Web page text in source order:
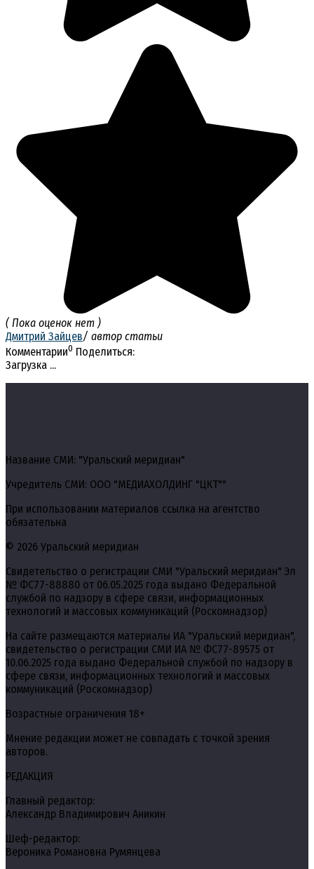
( Пока оценок нет )
Дмитрий Зайцев/ автор статьи
Комментарии0 Поделиться:
Загрузка ...
Название СМИ: "Уральский меридиан"
Учредитель СМИ: ООО "МЕДИАХОЛДИНГ "ЦКТ""
При использовании материалов ссылка на агентство
обязательна
© 2026 Уральский меридиан
Свидетельство о регистрации СМИ "Уральский меридиан" Эл
№ ФС77-88880 от 06.05.2025 года выдано Федеральной
службой по надзору в сфере связи, информационных
технологий и массовых коммуникаций (Роскомнадзор)
На сайте размещаются материалы ИА "Уральский меридиан",
свидетельство о регистрации СМИ ИА № ФС77-89575 от
10.06.2025 года выдано Федеральной службой по надзору в
сфере связи, информационных технологий и массовых
коммуникаций (Роскомнадзор)
Возрастные ограничения 18+
Мнение редакции может не совпадать с точкой зрения
авторов.
РЕДАКЦИЯ
Главный редактор:
Александр Владимирович Аникин
Шеф-редактор:
Вероника Романовна Румянцева